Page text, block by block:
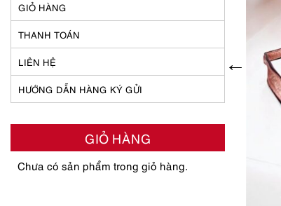
GIỎ HÀNG
THANH TOÁN
LIÊN HỆ
HƯỚNG DẪN HÀNG KÝ GỬI
GIỎ HÀNG
Chưa có sản phẩm trong giỏ hàng.